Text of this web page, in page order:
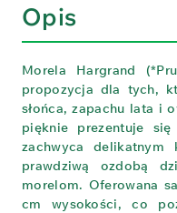
Opis
Morela Hargrand
propozycja dla tych,
słońca, zapachu lata i
pięknie prezentuje
zachwyca
prawdziwą ozdobą
morelom. Oferowana
cm wysokości, co